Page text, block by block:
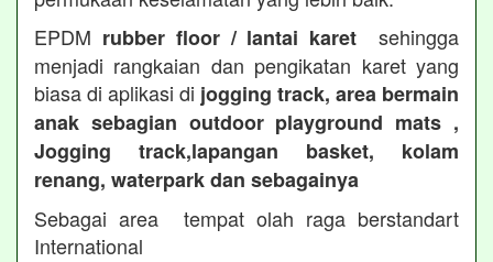
EPDM rubber floor / lantai karet sehingga
menjadi rangkaian dan pengikatan karet yang
biasa di aplikasi di jogging track, area bermain
anak sebagian outdoor playground mats ,
Jogging track,lapangan basket, kolam
renang, waterpark dan sebagainya
Sebagai area tempat olah raga berstandart
International